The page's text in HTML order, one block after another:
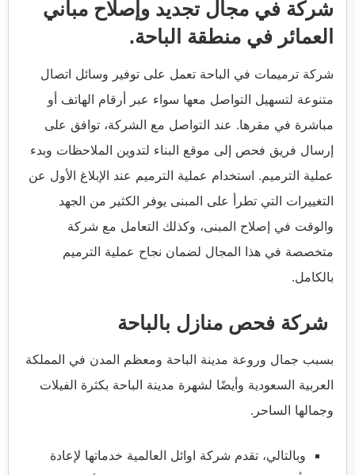
شركة في مجال تجديد وإصلاح مباني
العمائر في منطقة الباحة.
شركة ترميمات في الباحة تعمل على توفير وسائل اتصال
متنوعة لتسهيل التواصل معها سواء عبر أرقام الهاتف أو
مباشرة في مقرها. عند التواصل مع الشركة، توافق على
إرسال فريق فحص إلى موقع البناء لتدوين الملاحظات وبدء
عملية الترميم. استخدام عملية الترميم عند الإبلاغ الأول عن
التغييرات التي تطرأ على المبنى يوفر الكثير من الجهد
والوقت في إصلاح المبنى، وكذلك التعامل مع شركة
متخصصة في هذا المجال لضمان نجاح عملية الترميم
بالكامل.
شركة فحص منازل بالباحة
بسبب جمال وروعة مدينة الباحة ومعظم المدن في المملكة
العربية السعودية وأيضًا لشهرة مدينة الباحة بكثرة الفيلات
وجمالها الساحر.
وبالتالي، تقدم شركة اوائل العالمية خدماتها لإعادة